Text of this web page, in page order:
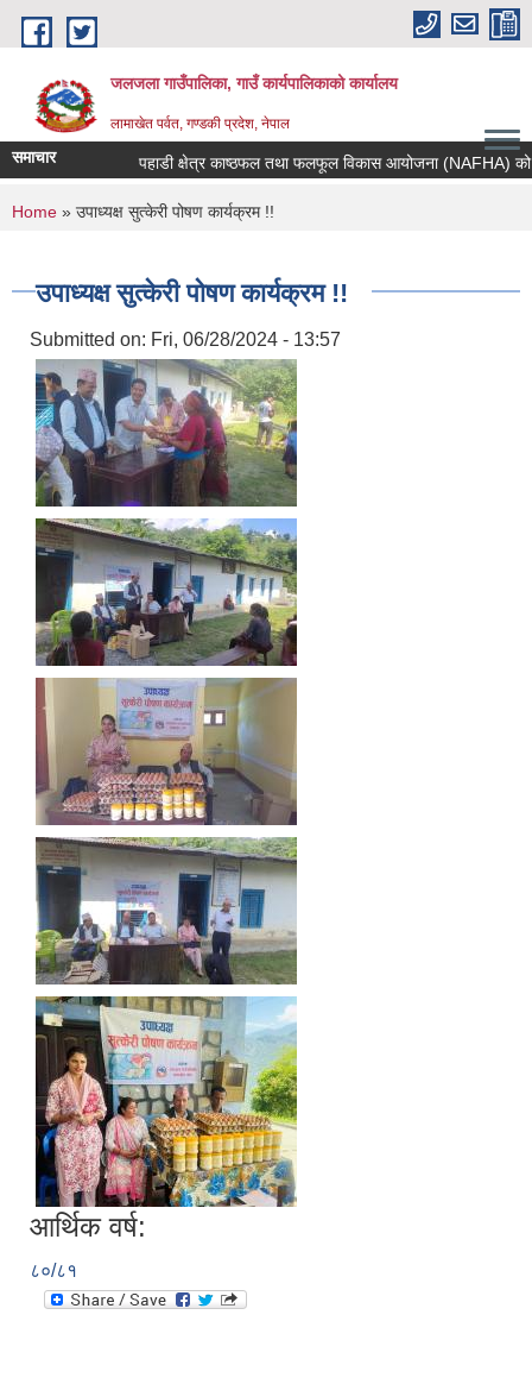
Skip to main content
जलजला गाउँपालिका, गाउँ कार्यपालिकाको कार्यालय
लामाखेत पर्वत, गण्डकी प्रदेश, नेपाल
नियमित खाेप केन्द्र विवरण
समाचार पहाडी क्षेत्र काष्ठफल तथा फलफूल विकास आयोजना (NAFHA) को
You are here
Home » उपाध्यक्ष सुत्केरी पोषण कार्यक्रम !!
उपाध्यक्ष सुत्केरी पोषण कार्यक्रम !!
Submitted on: Fri, 06/28/2024 - 13:57
आर्थिक वर्ष:
८०/८१